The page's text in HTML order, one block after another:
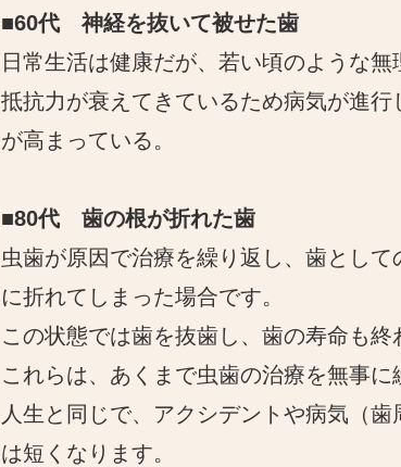
■60代 神経を抜いて被せた歯
日常生活は健康だが、若い頃のような無
抵抗力が衰えてきているため病気が進
が高まっている。
■80代 歯の根が折れた歯
虫歯が原因で治療を繰り返し、歯とし
に折れてしまった場合です。
この状態では歯を抜歯し、歯の寿命も終
これらは、あくまで虫歯の治療を無事に
人生と同じで、アクシデントや病気（
は短くなります。